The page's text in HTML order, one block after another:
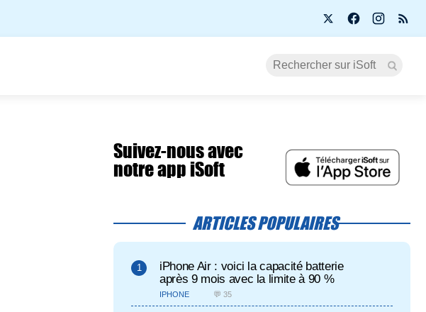
Suivez-nous avec
notre app iSoft
ARTICLES POPULAIRES
iPhone Air : voici la capacité batterie
après 9 mois avec la limite à 90 %
IPHONE 💬 35